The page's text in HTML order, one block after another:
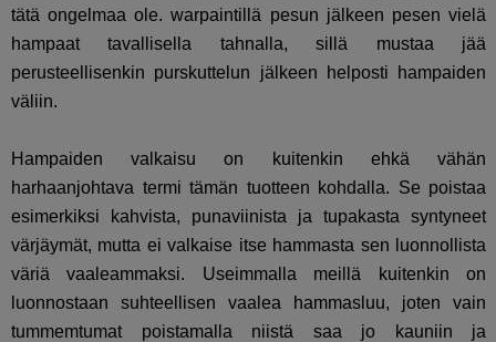
tätä ongelmaa ole. warpaintillä pesun jälkeen pesen vielä
hampaat tavallisella tahnalla, sillä mustaa jää
perusteellisenkin purskuttelun jälkeen helposti hampaiden
väliin.
Hampaiden valkaisu on kuitenkin ehkä vähän
harhaanjohtava termi tämän tuotteen kohdalla. Se poistaa
esimerkiksi kahvista, punaviinista ja tupakasta syntyneet
värjäymät, mutta ei valkaise itse hammasta sen luonnollista
väriä vaaleammaksi. Useimmalla meillä kuitenkin on
luonnostaan suhteellisen vaalea hammasluu, joten vain
tummemtumat poistamalla niistä saa jo kauniin ja